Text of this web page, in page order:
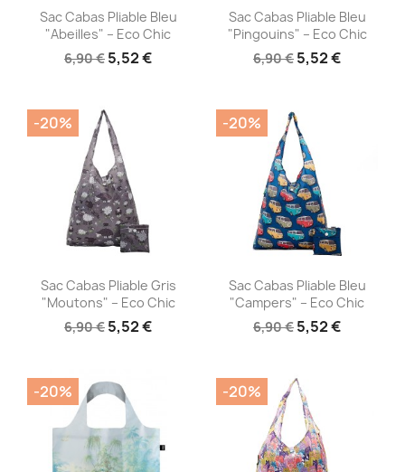
Aperçu rapide
Sac Cabas Pliable Bleu
"Abeilles" – Eco Chic
6,90 € 5,52 €
Aperçu rapide
Sac Cabas Pliable Bleu
"Pingouins" – Eco Chic
6,90 € 5,52 €
Aperçu rapide
Sac Cabas Pliable Gris
"Moutons" – Eco Chic
6,90 € 5,52 €
-20%
Aperçu rapide
Sac Cabas Pliable Bleu
"Campers" – Eco Chic
6,90 € 5,52 €
-20%
-20% -20%